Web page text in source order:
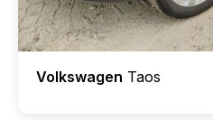
Volkswagen Taos